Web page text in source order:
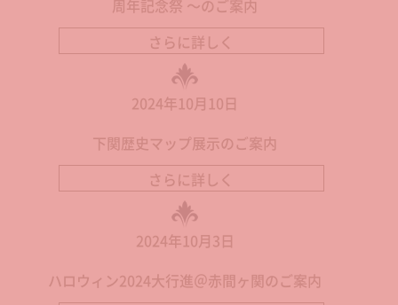
周年記念祭 ～のご案内
さらに詳しく
2024年10月10日
下関歴史マップ展示のご案内
さらに詳しく
2024年10月3日
ハロウィン2024大行進＠赤間ヶ関のご案内